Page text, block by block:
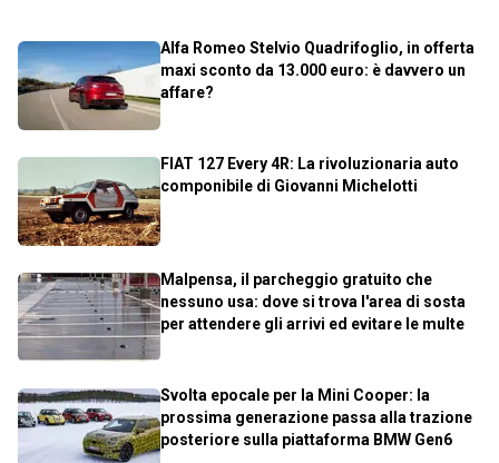
Alfa Romeo Stelvio Quadrifoglio, in offerta
maxi sconto da 13.000 euro: è davvero un
affare?
FIAT 127 Every 4R: La rivoluzionaria auto
componibile di Giovanni Michelotti
Malpensa, il parcheggio gratuito che
nessuno usa: dove si trova l'area di sosta
per attendere gli arrivi ed evitare le multe
Svolta epocale per la Mini Cooper: la
prossima generazione passa alla trazione
posteriore sulla piattaforma BMW Gen6